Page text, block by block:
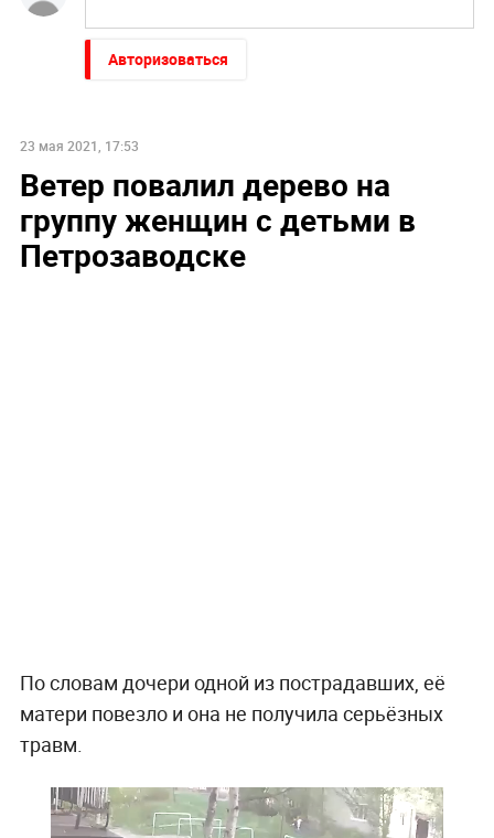
Авторизоваться
23 мая 2021, 17:53
Ветер повалил дерево на
группу женщин с детьми в
Петрозаводске
По словам дочери одной из пострадавших, её
матери повезло и она не получила серьёзных
травм.